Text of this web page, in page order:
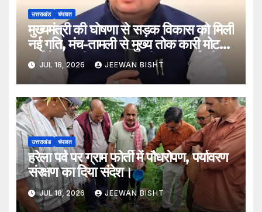
उत्तराखंड चंपावत
मुख्यमंत्री की घोषणा से सड़क विकास को मिली
नई गति, मंच-तामली से मुख्य तोक कारी मोटर
मार्ग के सुधारीकरण एवं डामरीकरण कार्य को
मिली स्वीकृति
JUL 18, 2026 JEEWAN BISHT
उत्तराखंड चंपावत
हरेला पर्व पर ग्राम फोर्ती में पौधरोपण, पर्यावरण
संरक्षण का दिया संदेश।
JUL 18, 2026 JEEWAN BISHT